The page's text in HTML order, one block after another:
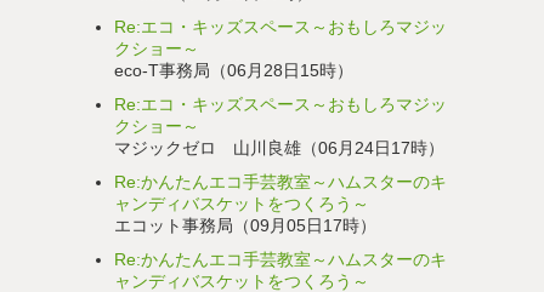
Re:エコ・キッズスペース～おもしろマジッ
クショー～
eco-T事務局（06月28日15時）
Re:エコ・キッズスペース～おもしろマジッ
クショー～
マジックゼロ 山川良雄（06月24日17時）
Re:かんたんエコ手芸教室～ハムスターのキ
ャンディバスケットをつくろう～
エコット事務局（09月05日17時）
Re:かんたんエコ手芸教室～ハムスターのキ
ャンディバスケットをつくろう～